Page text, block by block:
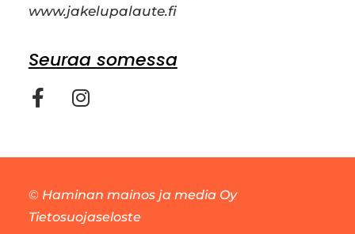
www.jakelupalaute.fi
Seuraa somessa
© Haminan mainos ja media Oy
Tietosuojaseloste